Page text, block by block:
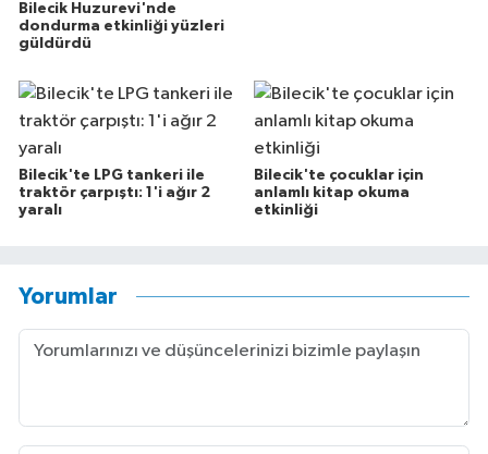
Bilecik Huzurevi'nde
dondurma etkinliği yüzleri
güldürdü
Bilecik'te LPG tankeri ile
traktör çarpıştı: 1'i ağır 2
yaralı
Bilecik'te çocuklar için
anlamlı kitap okuma
etkinliği
Yorumlar